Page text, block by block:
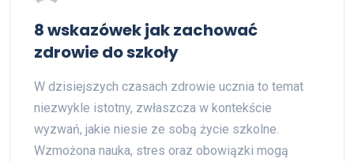
8 wskazówek jak zachować
zdrowie do szkoły
W dzisiejszych czasach zdrowie ucznia to temat
niezwykle istotny, zwłaszcza w kontekście
wyzwań, jakie niesie ze sobą życie szkolne.
Wzmożona nauka, stres oraz obowiązki mogą